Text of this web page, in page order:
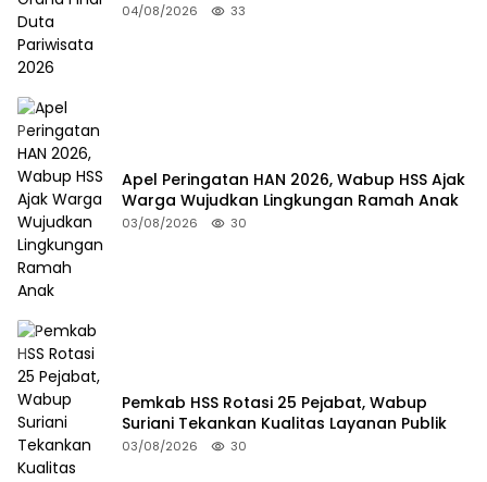
04/08/2026 33
Apel Peringatan HAN 2026, Wabup HSS Ajak
Warga Wujudkan Lingkungan Ramah Anak
03/08/2026 30
Pemkab HSS Rotasi 25 Pejabat, Wabup
Suriani Tekankan Kualitas Layanan Publik
03/08/2026 30